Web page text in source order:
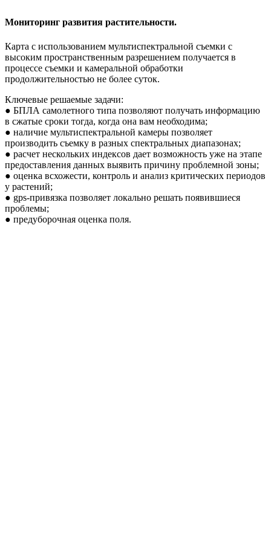
Мониторинг развития растительности.
Карта с использованием мультиспектральной съемки с
высоким пространственным разрешением получается в
процессе съемки и камеральной обработки
продолжительностью не более суток.
Ключевые решаемые задачи:
● БПЛА самолетного типа позволяют получать информацию
в сжатые сроки тогда, когда она вам необходима;
● наличие мультиспектральной камеры позволяет
производить съемку в разных спектральных диапазонах;
● расчет нескольких индексов дает возможность уже на этапе
предоставления данных выявить причину проблемной зоны;
● оценка всхожести, контроль и анализ критических периодов
у растений;
● gps-привязка позволяет локально решать появившиеся
проблемы;
● предуборочная оценка поля.